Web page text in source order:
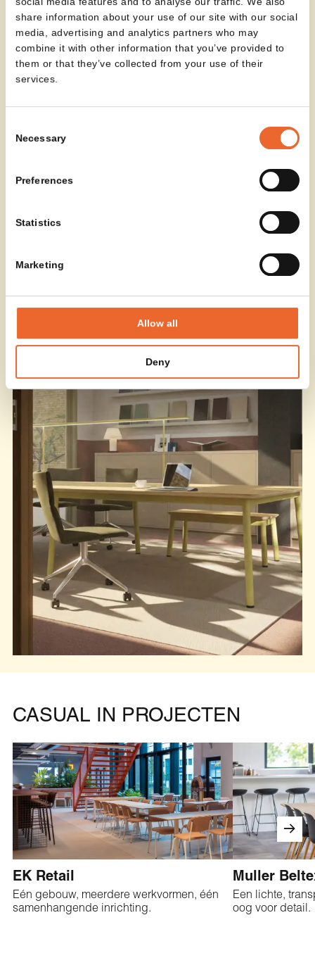
share information about your use of our site with our social
media, advertising and analytics partners who may
combine it with other information that you’ve provided to
them or that they’ve collected from your use of their
services.
Selection
Necessary
Preferences
Statistics
Marketing
Allow all
Deny
CASUAL IN PROJECTEN
EK Retail
Eén gebouw, meerdere werkvormen, één
samenhangende inrichting.
Muller
Een lichte,
oog voor detail.